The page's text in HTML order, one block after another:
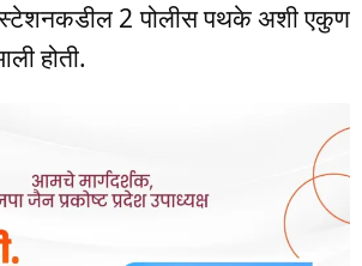
स्टेशनकडील 2 पोलीस पथके अशी एकुण
होती.